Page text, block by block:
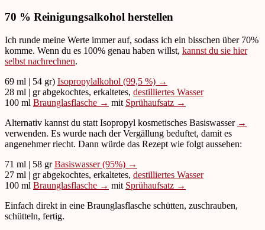
70 % Reinigungsalkohol herstellen
Ich runde meine Werte immer auf, sodass ich ein bisschen über 70%
komme. Wenn du es 100% genau haben willst, kannst du sie hier
selbst nachrechnen.
69 ml | 54 gr) Isopropylalkohol (99,5 %) →
28 ml | gr abgekochtes, erkaltetes, destilliertes Wasser
100 ml Braunglasflasche → mit Sprühaufsatz →
Alternativ kannst du statt Isopropyl kosmetisches Basiswasser →
verwenden. Es wurde nach der Vergällung beduftet, damit es
angenehmer riecht. Dann würde das Rezept wie folgt aussehen:
71 ml | 58 grBasiswasser (95%) →
27 ml | gr abgekochtes, erkaltetes, destilliertes Wasser
100 ml Braunglasflasche → mit Sprühaufsatz →
Einfach direkt in eine Braunglasflasche schütten, zuschrauben,
schütteln, fertig.